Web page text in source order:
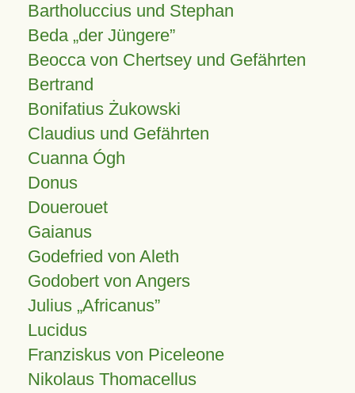
Bartholuccius und Stephan
Beda „der Jüngere”
Beocca von Chertsey und Gefährten
Bertrand
Bonifatius Żukowski
Claudius und Gefährten
Cuanna Ógh
Donus
Douerouet
Gaianus
Godefried von Aleth
Godobert von Angers
Julius Africanus
Lucidus
Franziskus von Piceleone
Nikolaus Thomacellus